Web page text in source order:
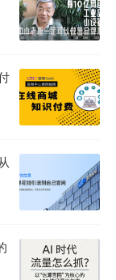
户需求，快捷
感和体验度，